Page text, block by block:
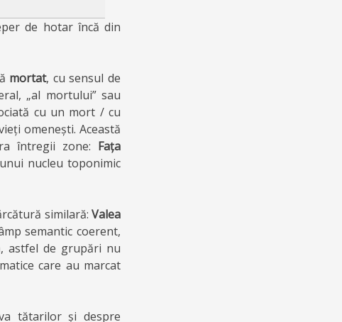
de hotar încă din
mortat, cu sensul de
„al mortului” sau
cu un mort / cu
omenești. Această
întregii zone: Fața
nucleu toponimic
similară: Valea
semantic coerent,
astfel de grupări nu
care au marcat
tătarilor și despre